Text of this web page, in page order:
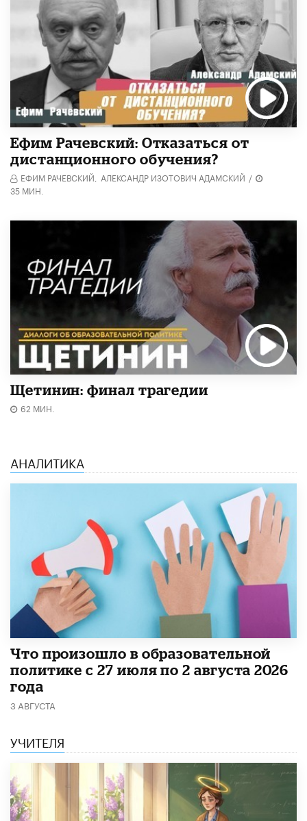
Ефим Рачевский: Отказаться от
дистанционного обучения?
ЕФИМ РАЧЕВСКИЙ, АЛЕКСАНДР ИЗОТОВИЧ АДАМСКИЙ /
35 МИН.
Щетинин: финал трагедии
62 МИН.
АНАЛИТИКА
​Что произошло в образовательной
политике с 27 июля по 2 августа 2026
года
3 АВГУСТА
УЧИТЕЛЯ